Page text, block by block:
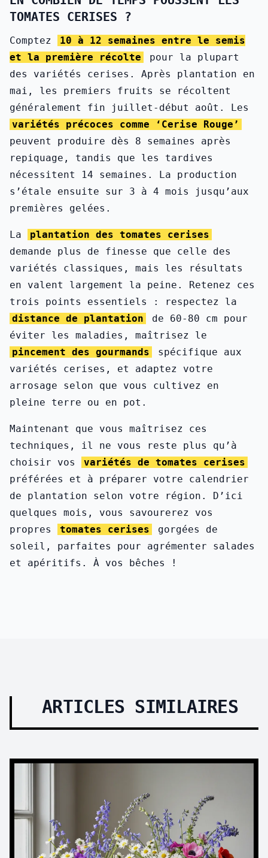
TOMATES CERISES ?
Comptez
10 à 12 semaines entre le semis
et la première récolte
pour la plupart
des variétés cerises. Après plantation en
mai, les premiers fruits se récoltent
généralement fin juillet-début août. Les
variétés précoces comme ‘Cerise Rouge’
peuvent produire dès 8 semaines après
repiquage, tandis que les tardives
nécessitent 14 semaines. La production
s’étale ensuite sur 3 à 4 mois jusqu’aux
premières gelées.
La
plantation des tomates cerises
demande plus de finesse que celle des
variétés classiques, mais les résultats
en valent largement la peine. Retenez ces
trois points essentiels : respectez la
distance de plantation
de 60-80 cm pour
éviter les maladies, maîtrisez le
pincement des gourmands
spécifique aux
variétés cerises, et adaptez votre
arrosage selon que vous cultivez en
pleine terre ou en pot.
Maintenant que vous maîtrisez ces
techniques, il ne vous reste plus qu’à
choisir vos
variétés de tomates cerises
préférées et à préparer votre calendrier
de plantation selon votre région. D’ici
quelques mois, vous savourerez vos
propres
tomates cerises
gorgées de
soleil, parfaites pour agrémenter salades
et apéritifs. À vos bêches !
ARTICLES SIMILAIRES